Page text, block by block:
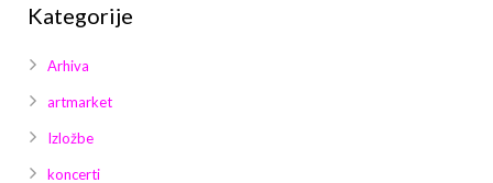
Kategorije
Arhiva
artmarket
Izložbe
koncerti